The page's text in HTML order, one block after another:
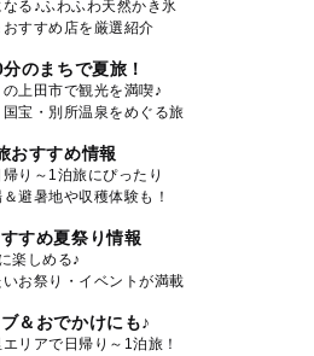
る♪ふわふわ天然かき氷
すすめ店を厳選紹介
のまちで夏旅！
上田市で観光を満喫♪
宝・別所温泉をめぐる旅
おすすめ情報
り～1泊旅にぴったり
避暑地や収穫体験も！
すすめ夏祭り情報
楽しめる♪
お祭り・イベントが満載
＆おでかけにも♪
リアで日帰り～1泊旅！